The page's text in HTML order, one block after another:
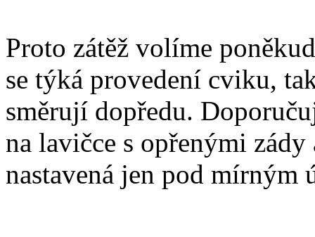
Proto zátěž volíme
se týká provedení cviku,
směrují dopředu.
na lavičce s opřenými zády
nastavená jen pod